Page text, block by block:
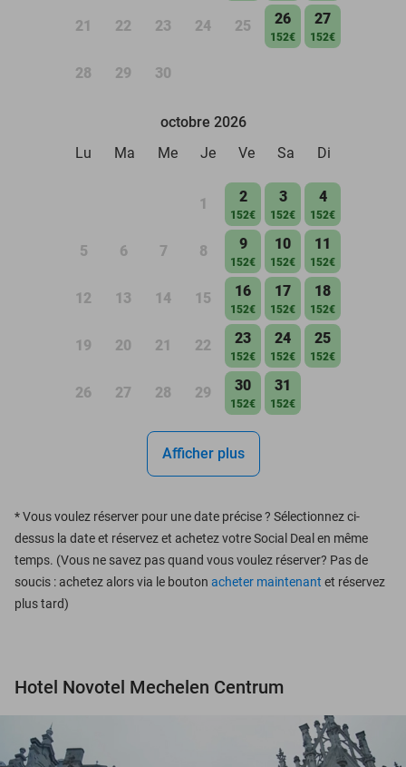
21 22 23 24 25 26
152€
27
152€
28 29 30
octobre 2026
Lu
Ma Me Je Ve Sa Di
1 2
152€
3
152€
4
152€
5 6 7 8 9
152€
10
152€
11
152€
12 13 14 15 16
152€
17
152€
18
152€
19 20 21 22 23
152€
24
152€
25
152€
26 27 28 29 30
152€
31
152€
Afficher plus
*Vous voulez réserver pour une date précise ? Sélectionnez ci-
dessus la date et réservez et achetez votre Social Deal en même
temps. (Vous ne savez pas quand vous voulez réserver? Pas de
soucis : achetez alors via le bouton acheter maintenant et réservez
plus tard)
Hotel Novotel Mechelen Centrum